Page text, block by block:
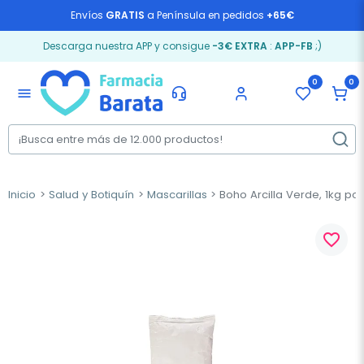
Envíos GRATIS a Península en pedidos +65€
Descarga nuestra APP y consigue -3€ EXTRA: APP-FB ;)
menu
0 0
Inicio Salud y Botiquín Mascarillas Boho Arcilla Verde, 1kg
favorite_border